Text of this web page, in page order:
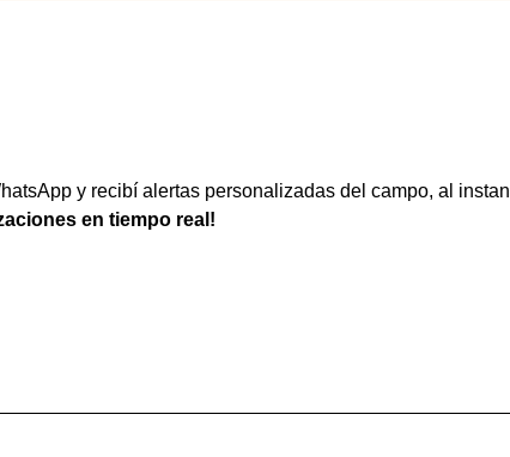
y recibí alertas personalizadas del campo, al
en tiempo real!